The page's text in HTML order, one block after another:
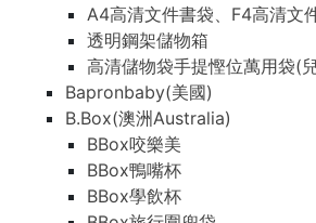
A4高清文件書袋、F4高清文
透明鋼架儲物箱
高清儲物袋手提慳位萬用袋(
Bapronbaby(美國)
B.Box(澳洲Australia)
BBox咬樂美
BBox鴨嘴杯
BBox學飲杯